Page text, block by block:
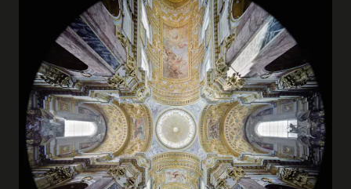
Città
Stili architettonici
Elementi architettonici
Architetti e autori
Gallerie a tema